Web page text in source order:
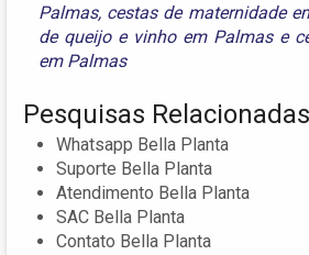
Palmas, cestas de maternidade
de queijo e vinho em Palmase
em Palmas
Pesquisas Relacionadas
Whatsapp Bella Planta
Suporte Bella Planta
Atendimento Bella Planta
SAC Bella Planta
Contato Bella Planta